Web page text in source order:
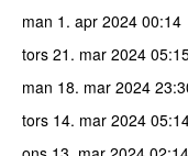
man 1. apr 2024 00:14
tors 21. mar 2024
man 18. mar 2024
tors 14. mar 2024